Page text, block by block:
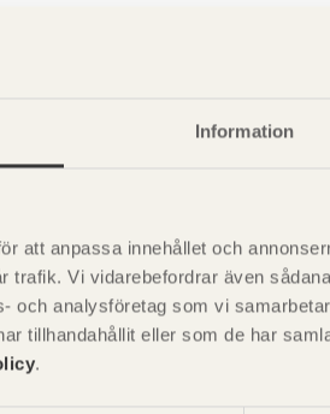
Information
att anpassa innehållet och
trafik. Vi vidarebefordrar även
och analysföretag som vi
tillhandahållit eller som de har
.
träprodukter